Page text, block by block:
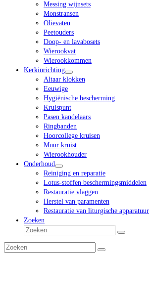
Messing wijnsets
Monstransen
Olievaten
Peetouders
Doop- en lavabosets
Wierookvat
Wierookkommen
Kerkinrichting
Altaar klokken
Eeuwige
Hygiënische bescherming
Kruispunt
Pasen kandelaars
Ringbanden
Hoorcollege kruisen
Muur kruist
Wierookhouder
Onderhoud
Reiniging en reparatie
Lotus-stoffen beschermingsmiddelen
Restauratie vlaggen
Herstel van paramenten
Restauratie van liturgische apparatuur
Zoeken
Zoeken
Verzenden
Zoeken
Verzenden